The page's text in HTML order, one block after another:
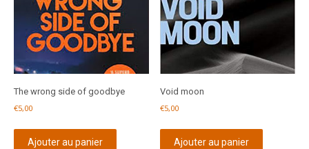
The wrong side of goodbye
€5,00
Ajouter au panier
Void moon
€5,00
Ajouter au panier